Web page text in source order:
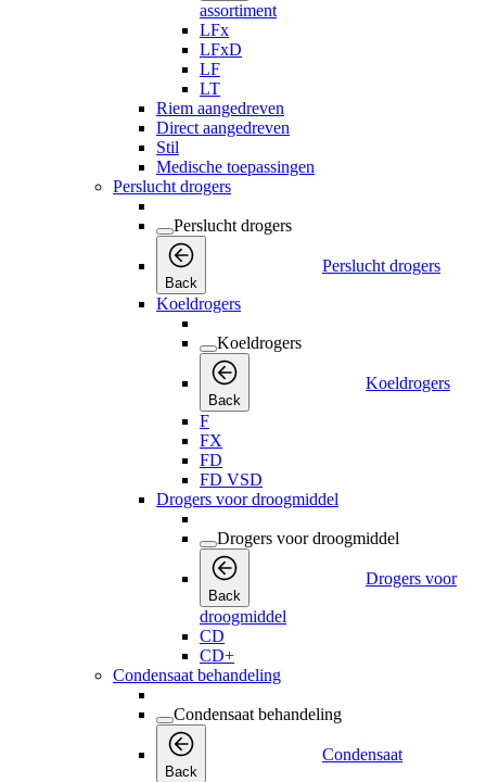
assortiment
LFx
LFxD
LF
LT
Riem aangedreven
Direct aangedreven
Stil
Medische toepassingen
Perslucht drogers
Perslucht drogers
Back
Perslucht drogers
Koeldrogers
Koeldrogers
Back
Koeldrogers
F
FX
FD
FD VSD
Drogers voor droogmiddel
Drogers voor droogmiddel
Back
Drogers voor
droogmiddel
CD
CD+
Condensaat behandeling
Condensaat behandeling
Back
Condensaat